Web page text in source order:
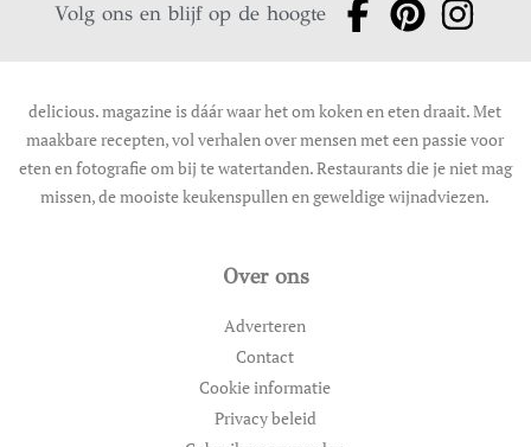
Volg ons en blijf op de hoogte
delicious. magazine is dáár waar het om koken en eten draait. Met
maakbare recepten, vol verhalen over mensen met een passie voor
eten en fotografie om bij te watertanden. Restaurants die je niet mag
missen, de mooiste keukenspullen en geweldige wijnadviezen.
Over ons
Adverteren
Contact
Cookie informatie
Privacy beleid